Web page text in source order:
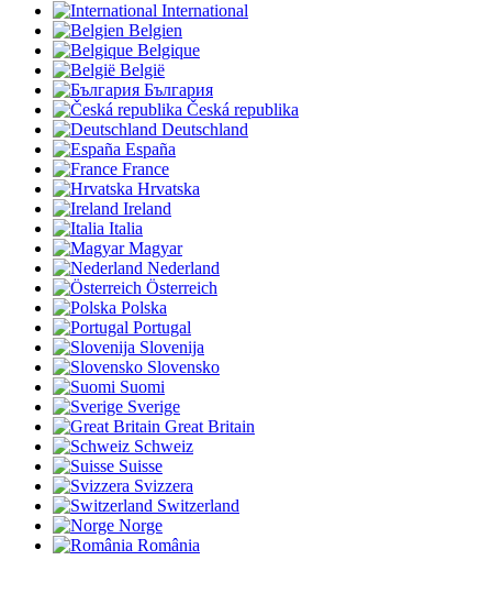
International
Belgien
Belgique
België
България
Česká republika
Deutschland
España
France
Hrvatska
Ireland
Italia
Magyar
Nederland
Österreich
Polska
Portugal
Slovenija
Slovensko
Suomi
Sverige
Great Britain
Schweiz
Suisse
Svizzera
Switzerland
Norge
România